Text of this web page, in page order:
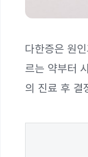
다한증은 원
르는 약부터
의 진료 후 결